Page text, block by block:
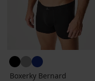
Boxerky Bernard